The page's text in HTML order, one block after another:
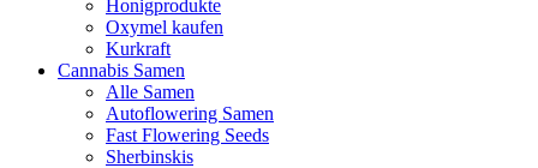
Honigprodukte
Oxymel kaufen
Kurkraft
Cannabis Samen
Alle Samen
Autoflowering Samen
Fast Flowering Seeds
Sherbinskis